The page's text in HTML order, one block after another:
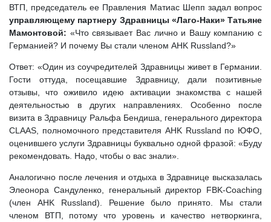
ВТП, председатель ее Правления Матиас Шепп задал вопрос
управляющему партнеру Здравницы «Лаго-Наки» Татьяне
Мамонтовой: «Что связывает Вас лично и Вашу компанию с
Германией? И почему Вы стали членом AHK Russland?»
Ответ: «Один из соучредителей Здравницы живет в Германии.
Гости оттуда, посещавшие Здравницу, дали позитивные
отзывы, что оживило идею активации знакомства с нашей
деятельностью в других направлениях. Особенно после
визита в Здравницу Ральфа Бендиша, генерального директора
CLAAS, полномочного представителя AHK Russland по ЮФО,
оценившего услуги Здравницы буквально одной фразой: «Буду
рекомендовать. Надо, чтобы о вас знали».
Аналогично после лечения и отдыха в Здравнице высказалась
Элеонора Сандуленко, генеральный директор FBK-Coaching
(член AHK Russland). Решение было принято. Мы стали
членом ВТП, потому что уровень и качество нетворкинга,